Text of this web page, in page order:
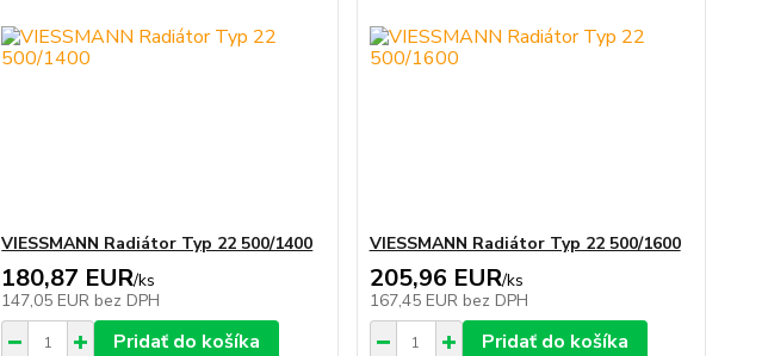
VIESSMANN Radiátor Typ 22 500/1400
180,87 EUR/ks
147,05 EUR bez DPH
Pridať do košíka
VIESSMANN Radiátor Typ 22 500/1600
205,96 EUR/ks
167,45 EUR bez DPH
Pridať do košíka